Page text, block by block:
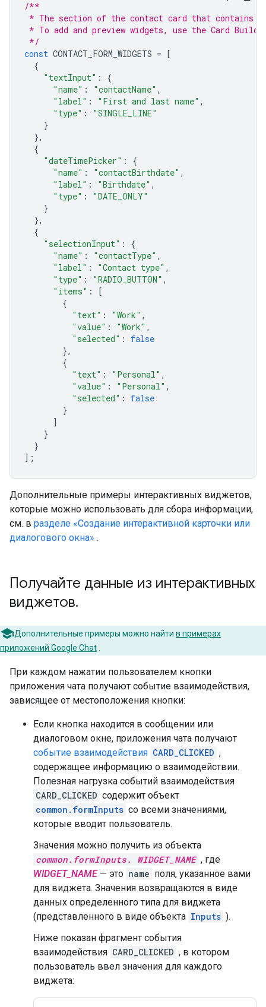
/**
* The section of the contact card that contains
* To add and preview widgets, use the Card
*/
const CONTACT_FORM_WIDGETS = [
{
"textInput" :
{
"name" : "contactName" ,
"label" : "First and last name" ,
"type" :
"SINGLE_LINE"
}
},
{
"dateTimePicker" :
{
"name" : "contactBirthdate" ,
"label" : "Birthdate" ,
"type" :
"DATE_ONLY"
}
},
{
"selectionInput" :
{
"name" : "contactType" ,
"label" : "Contact type" ,
"type" : "RADIO_BUTTON" ,
"items" :
[
{
"text" : "Work" ,
"value" : "Work" ,
"selected" :
false
},
{
"text" : "Personal" ,
"value" : "Personal" ,
"selected" :
false
}
]
}
}
];
Дополнительные примеры интерактивных виджетов,
которые можно использовать для сбора информации,
см. в разделе «Создание интерактивной карточки или
диалогового окна» .
Получайте данные из интерактивных
виджетов.
Дополнительные примеры можно найти в примерах
приложений Google Chat
При каждом нажатии пользователем кнопки
приложения чата получают событие взаимодействия,
зависящее от местоположения кнопки:
Если кнопка находится в сообщении или
диалоговом окне, приложения чата получают
событие взаимодействия CARD_CLICKED ,
содержащее информацию о взаимодействии.
Полезная нагрузка событий взаимодействия
CARD_CLICKED содержит объект
common.formInputs со всеми значениями,
которые вводит пользователь.
Значения можно получить из объекта
common.formInputs. WIDGET_NAME , где
WIDGET_NAME— это name поля, указанное вами
для виджета. Значения возвращаются в виде
данных определенного типа для виджета
(представленного в виде объекта Inputs ).
Ниже показан фрагмент события
взаимодействия CARD_CLICKED , в котором
пользователь ввел значения для каждого
виджета: